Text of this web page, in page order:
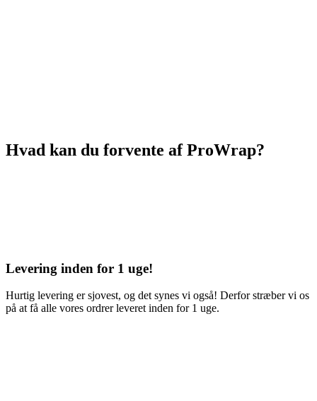
Hvad kan du forvente af ProWrap?
Levering inden for 1 uge!
Hurtig levering er sjovest, og det synes vi også! Derfor stræber vi os
på at få alle vores ordrer leveret inden for 1 uge.